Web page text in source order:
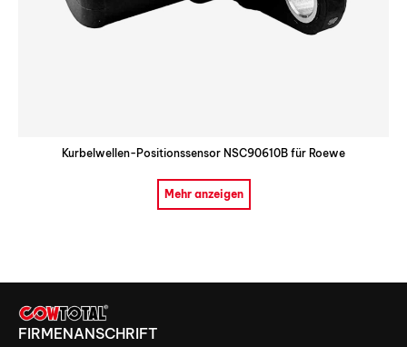
Kurbelwellen-Positionssensor NSC90610B für Roewe
Mehr anzeigen
FIRMENANSCHRIFT